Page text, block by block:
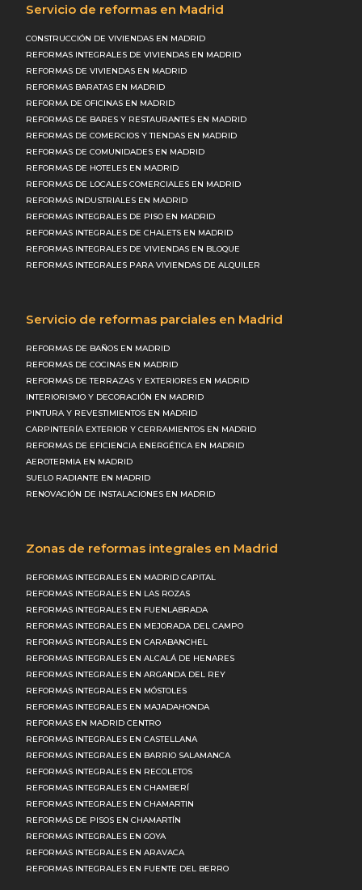
Servicio de reformas en Madrid
CONSTRUCCIÓN DE VIVIENDAS EN MADRID
REFORMAS INTEGRALES DE VIVIENDAS EN MADRID
REFORMAS DE VIVIENDAS EN MADRID
REFORMAS BARATAS EN MADRID
REFORMA DE OFICINAS EN MADRID
REFORMAS DE BARES Y RESTAURANTES EN MADRID
REFORMAS DE COMERCIOS Y TIENDAS EN MADRID
REFORMAS DE COMUNIDADES EN MADRID
REFORMAS DE HOTELES EN MADRID
REFORMAS DE LOCALES COMERCIALES EN MADRID
REFORMAS INDUSTRIALES EN MADRID
REFORMAS INTEGRALES DE PISO EN MADRID
REFORMAS INTEGRALES DE CHALETS EN MADRID
REFORMAS INTEGRALES DE VIVIENDAS EN BLOQUE
REFORMAS INTEGRALES PARA VIVIENDAS DE ALQUILER
Servicio de reformas parciales en Madrid
REFORMAS DE BAÑOS EN MADRID
REFORMAS DE COCINAS EN MADRID
REFORMAS DE TERRAZAS Y EXTERIORES EN MADRID
INTERIORISMO Y DECORACIÓN EN MADRID
PINTURA Y REVESTIMIENTOS EN MADRID
CARPINTERÍA EXTERIOR Y CERRAMIENTOS EN MADRID
REFORMAS DE EFICIENCIA ENERGÉTICA EN MADRID
AEROTERMIA EN MADRID
SUELO RADIANTE EN MADRID
RENOVACIÓN DE INSTALACIONES EN MADRID
Zonas de reformas integrales en Madrid
REFORMAS INTEGRALES EN MADRID CAPITAL
REFORMAS INTEGRALES EN LAS ROZAS
REFORMAS INTEGRALES EN FUENLABRADA
REFORMAS INTEGRALES EN MEJORADA DEL CAMPO
REFORMAS INTEGRALES EN CARABANCHEL
REFORMAS INTEGRALES EN ALCALÁ DE HENARES
REFORMAS INTEGRALES EN ARGANDA DEL REY
REFORMAS INTEGRALES EN MÓSTOLES
REFORMAS INTEGRALES EN MAJADAHONDA
REFORMAS EN MADRID CENTRO
REFORMAS INTEGRALES EN CASTELLANA
REFORMAS INTEGRALES EN BARRIO SALAMANCA
REFORMAS INTEGRALES EN RECOLETOS
REFORMAS INTEGRALES EN CHAMBERÍ
REFORMAS INTEGRALES EN CHAMARTIN
REFORMAS DE PISOS EN CHAMARTÍN
REFORMAS INTEGRALES EN GOYA
REFORMAS INTEGRALES EN ARAVACA
REFORMAS INTEGRALES EN FUENTE DEL BERRO